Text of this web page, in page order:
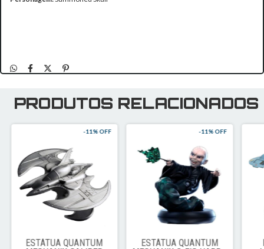
PRODUTOS RELACIONADOS
ESTÁTUA QUANTUM
-11% OFF
ESTÁTUA QUANTUM
-11% OFF